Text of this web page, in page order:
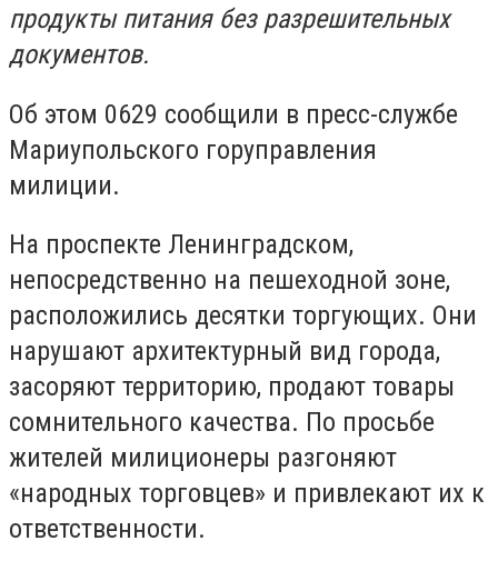
продукты питания без разрешительных
документов.
Об этом 0629 сообщили в пресс-службе
Мариупольского горуправления
милиции.
На проспекте Ленинградском,
непосредственно на пешеходной зоне,
расположились десятки торгующих. Они
нарушают архитектурный вид города,
засоряют территорию, продают товары
сомнительного качества. По просьбе
жителей милиционеры разгоняют
«народных торговцев» и привлекают их к
ответственности.